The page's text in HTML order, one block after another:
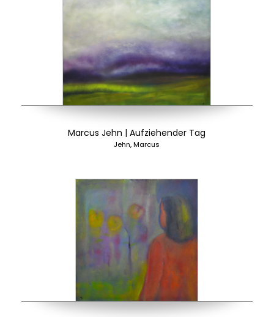
Marcus Jehn | Aufziehender Tag
Jehn, Marcus